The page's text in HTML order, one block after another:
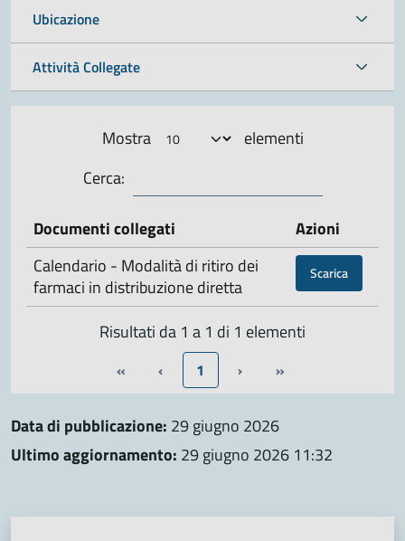
Ubicazione
Attività Collegate
Mostra
elementi
Cerca:
Documenti collegati
Azioni
Calendario - Modalità di ritiro dei
farmaci in distribuzione diretta
Scarica
Risultati da 1 a 1 di 1 elementi
« ‹ 1 › »
Data di pubblicazione: 29 giugno 2026
Ultimo aggiornamento: 29 giugno 2026 11:32